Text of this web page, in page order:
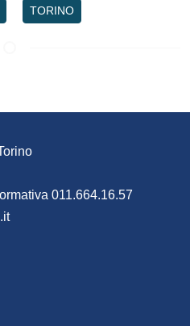
TORINO
011.664.16.57